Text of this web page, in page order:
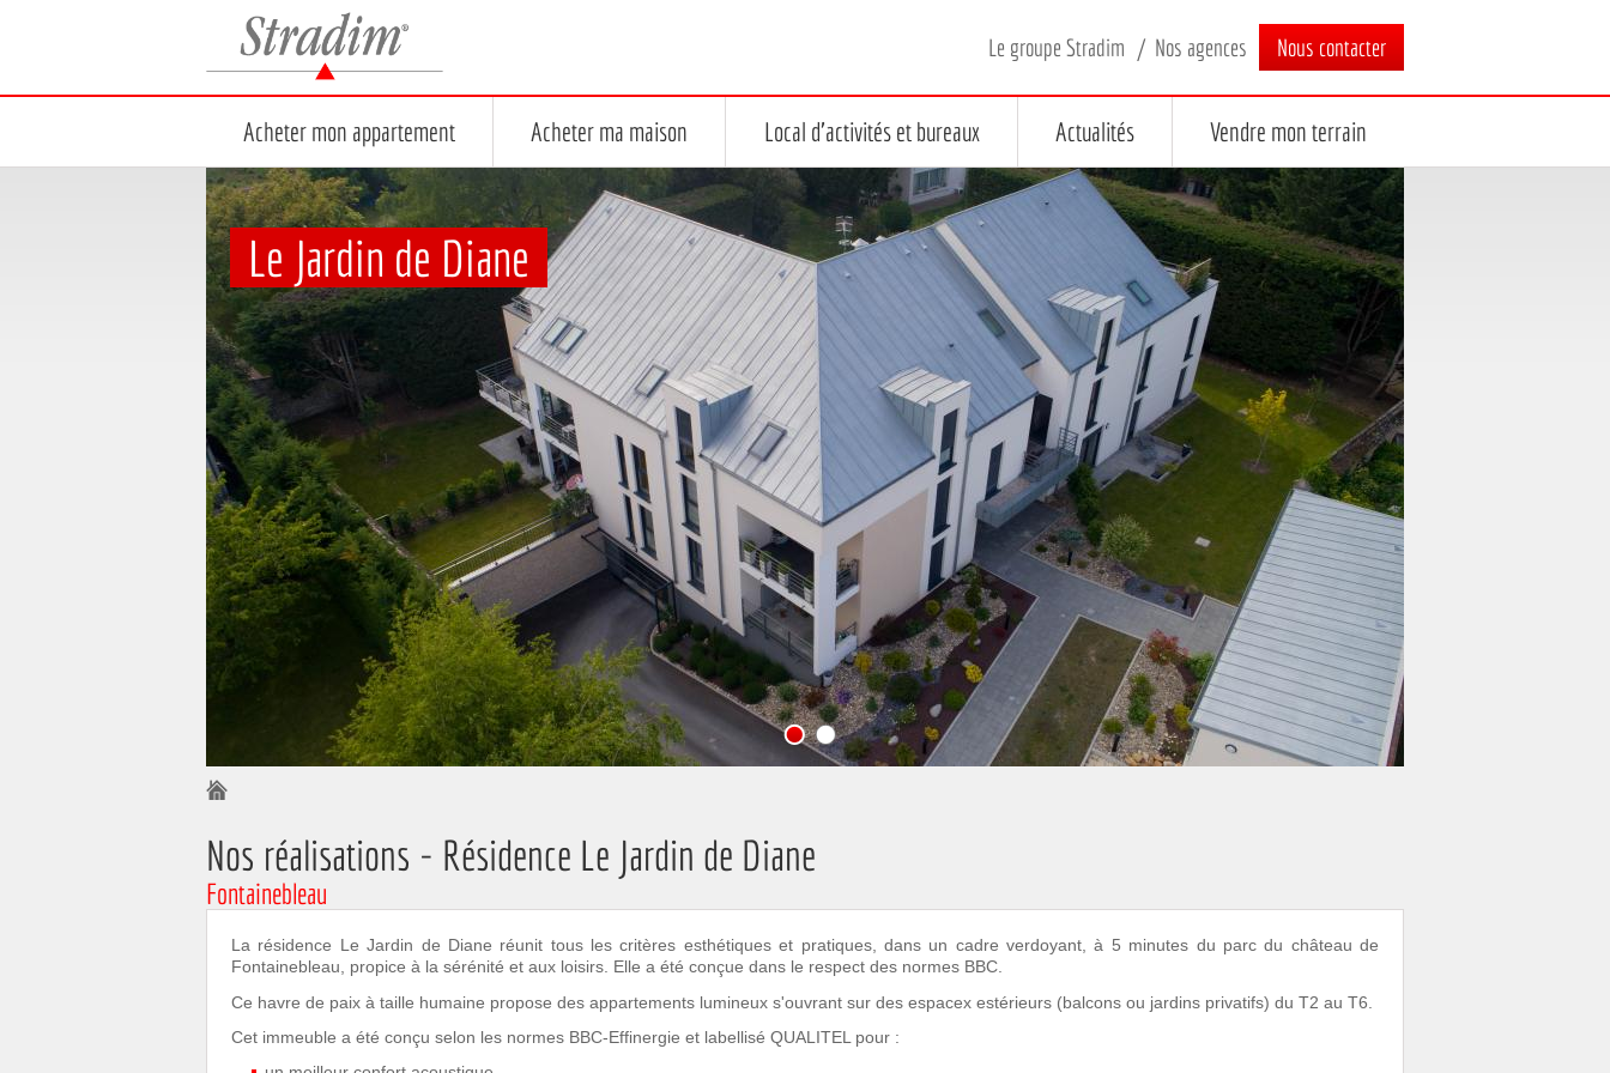
Stradim
Le groupe Stradim Nos agences Nous contacter
Acheter mon appartement Acheter ma maison Local d'activités et bureaux Actualités Vendre mon terrain
Le Jardin de Diane
Nos réalisations - Résidence Le Jardin de Diane
Fontainebleau
La résidence Le Jardin de Diane réunit tous les critères esthétiques et pratiques, dans un cadre verdoyant, à 5 minutes du parc du château de
Fontainebleau, propice à la sérénité et aux loisirs. Elle a été conçue dans le respect des normes BBC.
Ce havre de paix à taille humaine propose des appartements lumineux s'ouvrant sur des espacex estérieurs (balcons ou jardins privatifs) du T2 au T6.
Cet immeuble a été conçu selon les normes BBC-Effinergie et labellisé QUALITEL pour :